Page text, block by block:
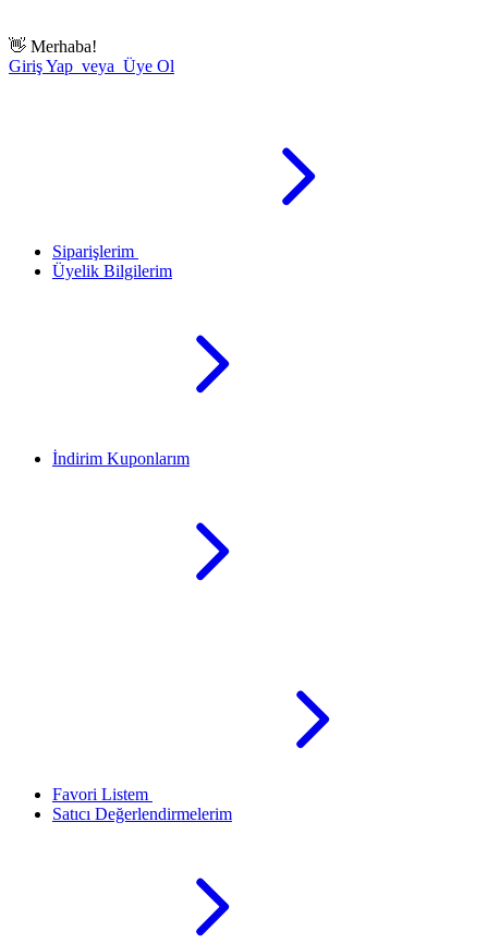
👋 Merhaba!
Giriş Yap veya Üye Ol
Siparişlerim
Üyelik Bilgilerim
İndirim Kuponlarım
Favori Listem
Satıcı Değerlendirmelerim